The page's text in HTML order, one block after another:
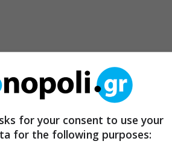
for your consent to use your
for the following purposes: